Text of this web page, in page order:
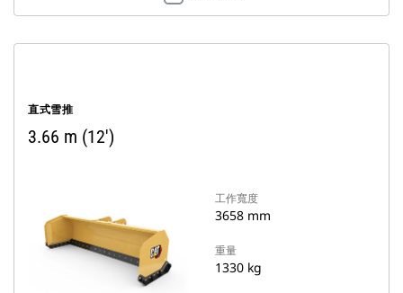
直式雪推
3.66 m (12')
工作寬度
3658 mm
重量
1330 kg